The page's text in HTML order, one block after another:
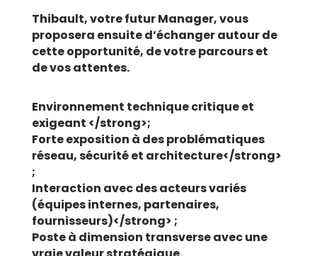
Thibault, votre futur Manager, vous
proposera ensuite d’échanger autour de
cette opportunité, de votre parcours et
de vos attentes.
Environnement techniquecritique et
exigeant </strong>;
Forte exposition à des problématiques
réseau, sécurité et architecture</strong>
;
Interaction avec desacteurs variés
(équipes internes, partenaires,
fournisseurs)</strong> ;
Poste à dimension transverse avec une